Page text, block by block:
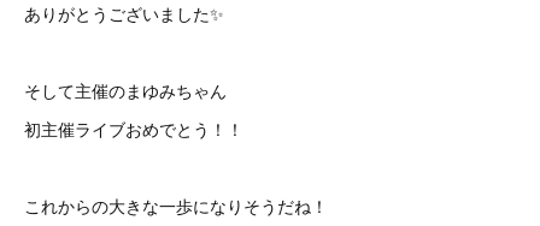
ありがとうございました✨
そして主催のまゆみちゃん
初主催ライブおめでとう！！
これからの大きな一歩になりそうだね！